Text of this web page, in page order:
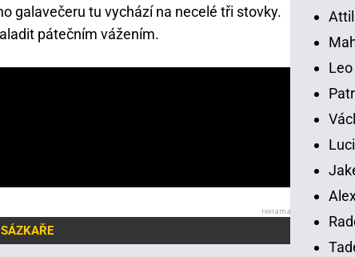
galavečeru tu vychází na necelé tři stovky.
pátečním vážením.